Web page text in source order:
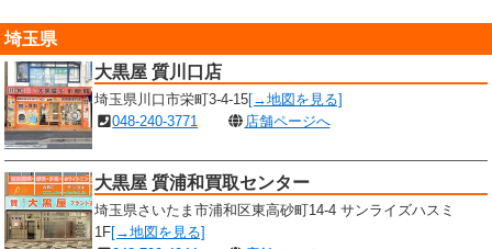
埼玉県
大黒屋 質川口店
埼玉県川口市栄町3-4-15[→地図を見る]
048-240-3771
店舗ページへ
大黒屋 質浦和買取センター
埼玉県さいたま市浦和区東高砂町14-4 サンライズハスミ
1F[→地図を見る]